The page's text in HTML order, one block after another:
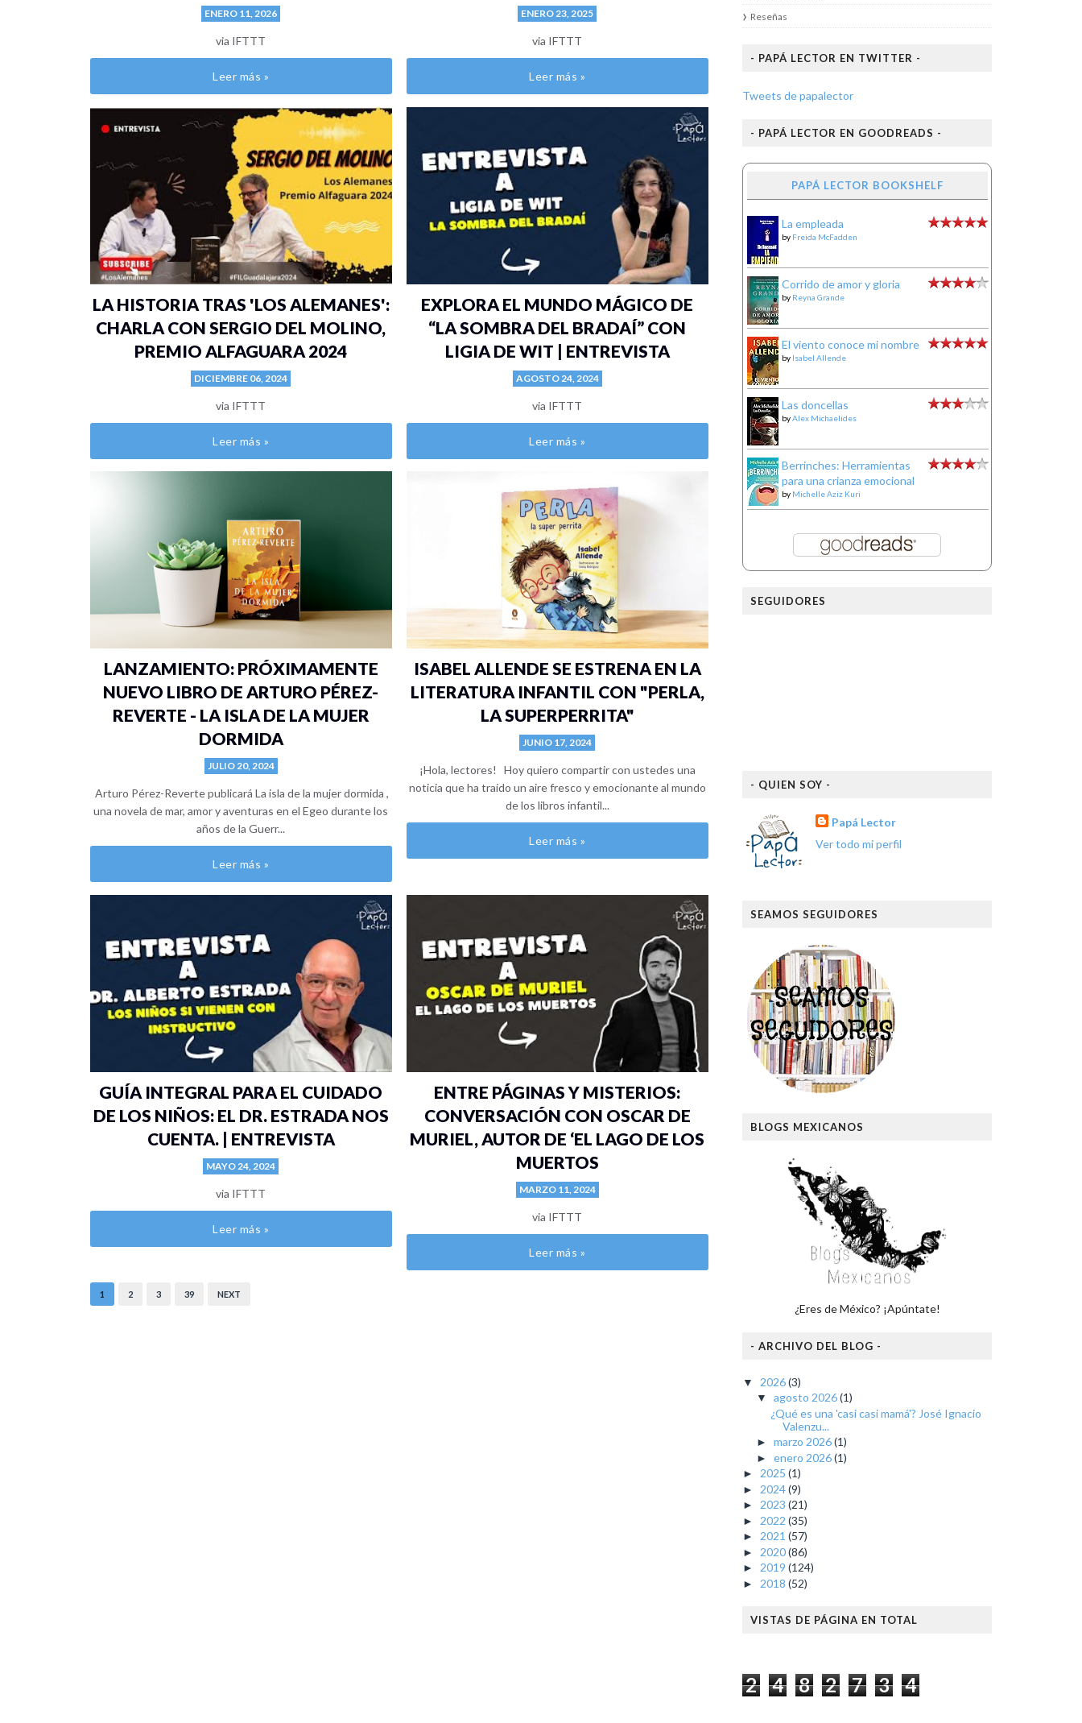
ENERO 11, 2026
via IFTTT
Leer más »
ENERO 23, 2025
via IFTTT
Leer más »
LA HISTORIA TRAS 'LOS ALEMANES':
CHARLA CON SERGIO DEL MOLINO,
PREMIO ALFAGUARA 2024
DICIEMBRE 06, 2024
via IFTTT
Leer más »
EXPLORA EL MUNDO MÁGICO DE
“LA SOMBRA DEL BRADAÍ” CON
LIGIA DE WIT | ENTREVISTA
AGOSTO 24, 2024
via IFTTT
Leer más »
LANZAMIENTO: PRÓXIMAMENTE
NUEVO LIBRO DE ARTURO PÉREZ-
REVERTE - LA ISLA DE LA MUJER
DORMIDA
JULIO 20, 2024
Arturo Pérez-Reverte publicará La isla de la mujer dormida ,
una novela de mar, amor y aventuras en el Egeo durante los
años de la Guerr...
Leer más »
ISABEL ALLENDE SE ESTRENA EN LA
LITERATURA INFANTIL CON "PERLA,
LA SUPERPERRITA"
JUNIO 17, 2024
¡Hola, lectores! Hoy quiero compartir con ustedes una
noticia que ha traído un aire fresco y emocionante al mundo
de los libros infantil...
Leer más »
GUÍA INTEGRAL PARA EL CUIDADO
DE LOS NIÑOS: EL DR. ESTRADA NOS
CUENTA. | ENTREVISTA
MAYO 24, 2024
via IFTTT
Leer más »
ENTRE PÁGINAS Y MISTERIOS:
CONVERSACIÓN CON OSCAR DE
MURIEL, AUTOR DE ‘EL LAGO DE LOS
MUERTOS
MARZO 11, 2024
via IFTTT
Leer más »
1 2 3 39 NEXT
Reseñas
- PAPÁ LECTOR EN TWITTER -
Tweets de papalector
- PAPÁ LECTOR EN GOODREADS -
PAPÁ LECTOR BOOKSHELF
La empleada
by Freida McFadden
Corrido de amor y gloria
by Reyna Grande
El viento conoce mi nombre
by Isabel Allende
Las doncellas
byAlex Michaelides
Berrinches: Herramientas
para una crianza emocional
by Michelle Aziz Kuri
SEGUIDORES
- QUIEN SOY -
Papá Lector
Ver todo mi perfil
SEAMOS SEGUIDORES
BLOGS MEXICANOS
¿Eres de México? ¡Apúntate!
- ARCHIVO DEL BLOG -
▼ 2026(3)
▼ agosto 2026(1)
¿Qué es una 'casi casi mamá'? José Ignacio
Valenzu...
► marzo 2026(1)
► enero 2026(1)
► 2025 (1)
► 2024(9)
► 2023 (21)
► 2022 (35)
► 2021 (57)
► 2020(86)
► 2019 (124)
► 2018 (52)
VISTAS DE PÁGINA EN TOTAL
2 4 8 2 7 3 4